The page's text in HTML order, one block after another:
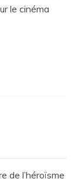
le cinéma
de l’héroïsme